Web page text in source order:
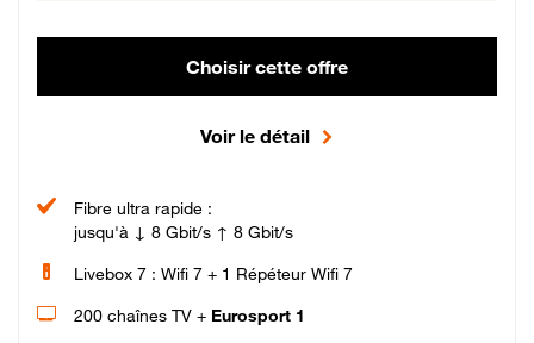
Choisir cette offre
Voir le détail
Fibre ultra rapide :
jusqu'à ↓ 8 Gbit/s ↑ 8 Gbit/s
Livebox 7 : Wifi 7 + 1 Répéteur Wifi 7
200 chaînes TV + Eurosport 1